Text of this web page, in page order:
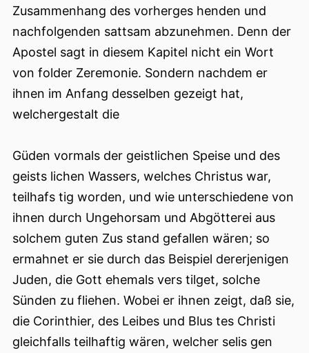
Zusammenhang des vorherges henden und
nachfolgenden sattsam abzunehmen. Denn der
Apostel sagt in diesem Kapitel nicht ein Wort
von folder Zeremonie. Sondern nachdem er
ihnen im Anfang desselben gezeigt hat,
welchergestalt die
Güden vormals der geistlichen Speise und des
geists lichen Wassers, welches Christus war,
teilhafs tig worden, und wie unterschiedene von
ihnen durch Ungehorsam und Abgötterei aus
solchem guten Zus stand gefallen wären; so
ermahnet er sie durch das Beispiel dererjenigen
Juden, die Gott ehemals vers tilget, solche
Sünden zu fliehen. Wobei er ihnen zeigt, daß sie,
die Corinthier, des Leibes und Blus tes Christi
gleichfalls teilhaftig wären, welcher selis gen